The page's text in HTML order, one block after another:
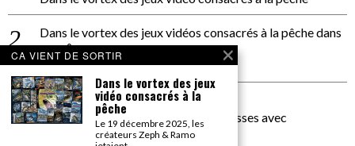
Dans le vortex des jeux vidéos consacrés à la pêchedans
PACÔME THIELLEMENT
La séance d’Hip Gnose
La Patrie
dans
On a parlé Dolce Vita et lutte des classes avec
Bernardino Femminielli
CA VIENT DE SORTIR
Dans le vortex des jeux
vidéo consacrés à la
pêche
Le 19 décembre 2025, les
créateurs Zeph & Ramo